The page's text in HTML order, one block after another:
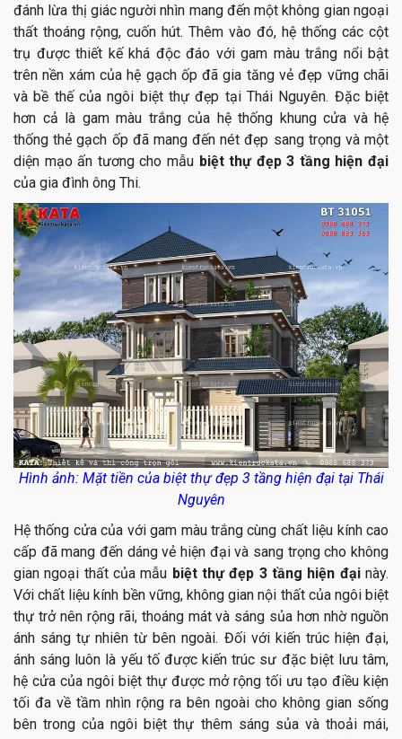
đánh lừa thị giác người nhìn mang đến một không gian ngoại
thất thoáng rộng, cuốn hút. Thêm vào đó, hệ thống các cột
trụ được thiết kế khá độc đáo với gam màu trắng nổi bật
trên nền xám của hệ gạch ốp đã gia tăng vẻ đẹp vững chãi
và bề thế của ngôi biệt thự đẹp tại Thái Nguyên. Đặc biệt
hơn cả là gam màu trắng của hệ thống khung cửa và hệ
thống thẻ gạch ốp đã mang đến nét đẹp sang trọng và một
diện mạo ấn tương cho mẫu biệt thự đẹp 3 tầng hiện đại
của gia đình ông Thi.
Hình ảnh: Mặt tiền của biệt thự đẹp 3 tầng hiện đại tại Thái
Nguyên
Hệ thống cửa của với gam màu trắng cùng chất liệu kính cao
cấp đã mang đến dáng vẻ hiện đại và sang trọng cho không
gian ngoại thất của mẫu biệt thự đẹp 3 tầng hiện đạinày.
Với chất liệu kính bền vững, không gian nội thất của ngôi biệt
thự trở nên rộng rãi, thoáng mát và sáng sủa hơn nhờ nguồn
ánh sáng tự nhiên từ bên ngoài. Đối với kiến trúc hiện đại,
ánh sáng luôn là yếu tố được kiến trúc sư đặc biệt lưu tâm,
hệ cửa của ngôi biệt thự được mở rộng tối ưu tạo điều kiện
tối đa về tầm nhìn rộng ra bên ngoài cho không gian sống
bên trong của ngôi biệt thự thêm sáng sủa và thoải mái,